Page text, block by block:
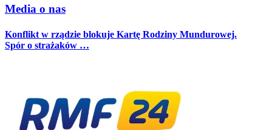
Media o nas
Konflikt w rządzie blokuje Kartę Rodziny Mundurowej.
Spór o strażaków …